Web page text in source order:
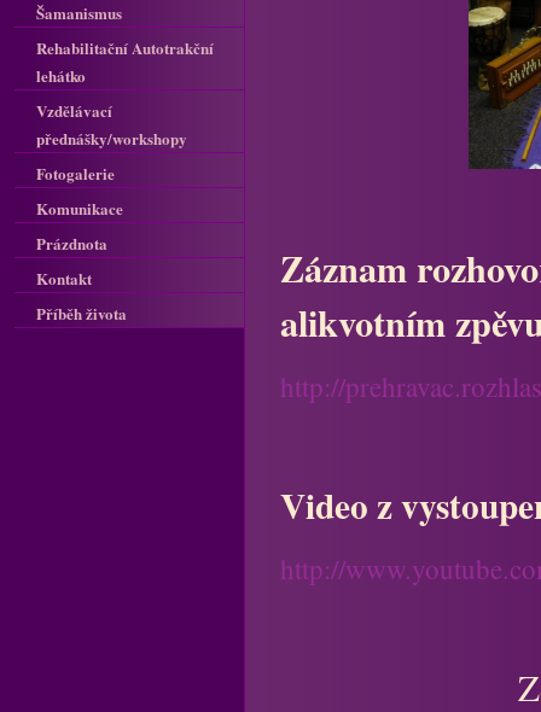
Záznam
alikvotním
http://
Video z
http://
Šamanismus
Rehabilitační Autotrakční
lehátko
Vzdělávací
přednášky/workshopy
Fotogalerie
Komunikace
Prázdnota
Kontakt
Příběh života